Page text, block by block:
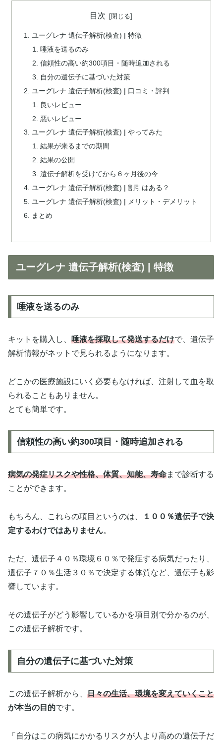
目次
ユーグレナ 遺伝子解析(検査) | 特徴
唾液を送るのみ
信頼性の高い約300項目・随時追加される
自分の遺伝子に基づいた対策
ユーグレナ 遺伝子解析(検査) | 口コミ・評判
良いレビュー
悪いレビュー
ユーグレナ 遺伝子解析(検査) | やってみた
結果が来るまでの期間
結果の公開
遺伝子解析を受けてから６ヶ月後の今
ユーグレナ 遺伝子解析(検査) | 割引はある？
ユーグレナ 遺伝子解析(検査) | メリット・デメリット
まとめ
ユーグレナ 遺伝子解析(検査) | 特徴
唾液を送るのみ
キットを購入し、 唾液を採取して発送するだけで、遺伝子
解析情報がネットで見られるようになります。
どこかの医療施設にいく必要もなければ、注射して血を取
られることもありません。
とても簡単です。
信頼性の高い約300項目・随時追加される
病気の発症リスクや性格、体質、知能、寿命まで診断する
ことができます。
もちろん、これらの項目というのは、
１００％遺伝子で決
定するわけではありません。
ただ、遺伝子４０％環境６０％で発症する病気だったり、
遺伝子７０％生活３０％で決定する体質など、遺伝子も影
響しています。
その遺伝子がどう影響しているかを項目別で分かるのが、
この遺伝子解析です。
自分の遺伝子に基づいた対策
この遺伝子解析から、 日々の生活、環境を変えていくこと
が本当の目的です。
「自分はこの病気にかかるリスクが人より高めの遺伝子だ